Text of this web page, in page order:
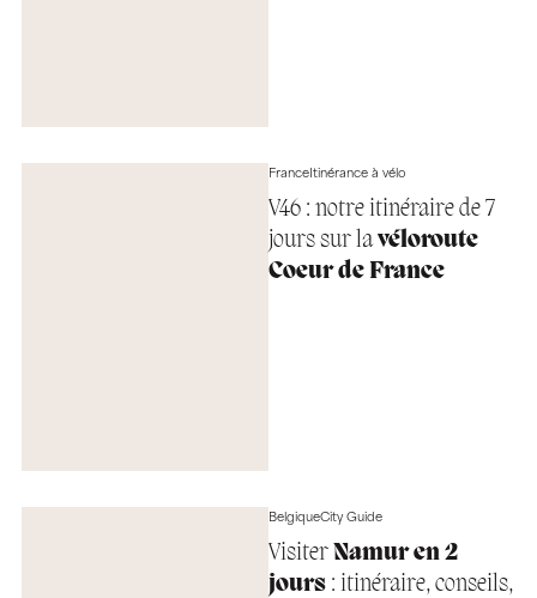
FranceItinérance à vélo
V46 : notre itinéraire de 7
jours sur lavéloroute
Coeur de France
BelgiqueCity Guide
Visiter Namur en 2
jours: itinéraire, conseils,